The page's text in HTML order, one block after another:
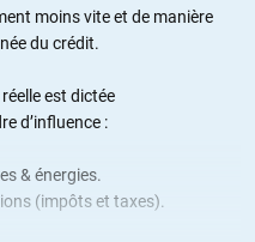
moins vite et de manière
du crédit.
est dictée
d’influence :
& énergies.
(impôts et taxes).